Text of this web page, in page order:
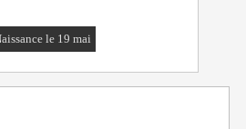
le 19 mai